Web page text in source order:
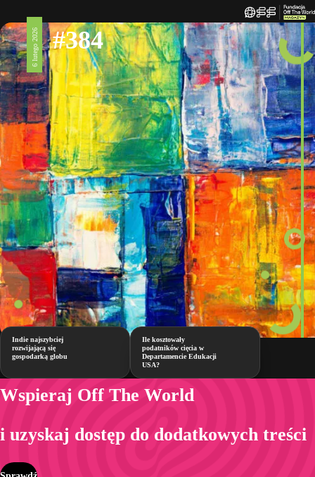
6 lutego 2026 #384
Indie najszybciej
rozwijającą się
gospodarką globu
Ile kosztowały
podatników cięcia w
Departamencie Edukacji
USA?
Wspieraj Off The World
i uzyskaj dostęp do dodatkowych treści